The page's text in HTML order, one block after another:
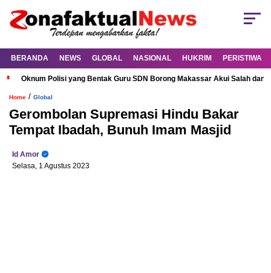
BERANDA NEWS GLOBAL NASIONAL HUKRIM PERISTIWA
Oknum Polisi yang Bentak Guru SDN Borong Makassar Akui Salah dan
Home / Global
Gerombolan Supremasi Hindu Bakar
Tempat Ibadah, Bunuh Imam Masjid
Id Amor
Selasa, 1 Agustus 2023